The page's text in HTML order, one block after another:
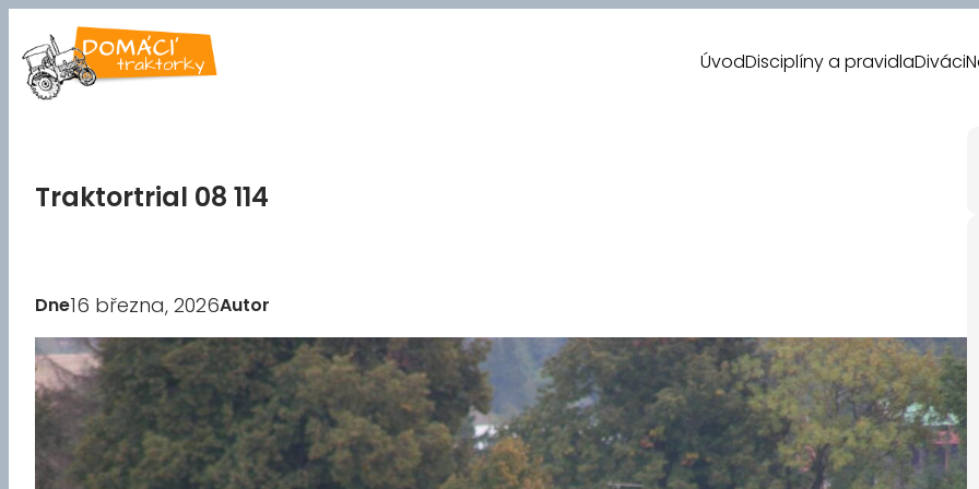
Přeskočit
na
obsah
ÚvodDisciplíny a pravidlaDiváci
Traktortrial 08 114
Dne16 března, 2026Autor